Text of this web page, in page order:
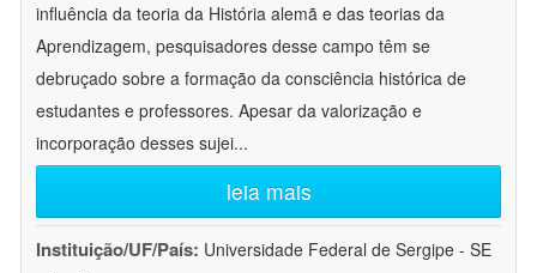
influência da teoria da História alemã e das teorias da
Aprendizagem, pesquisadores desse campo têm se
debruçado sobre a formação da consciência histórica de
estudantes e professores. Apesar da valorização e
incorporação desses sujei...
leia mais
Instituição/UF/País: Universidade Federal de Sergipe - SE